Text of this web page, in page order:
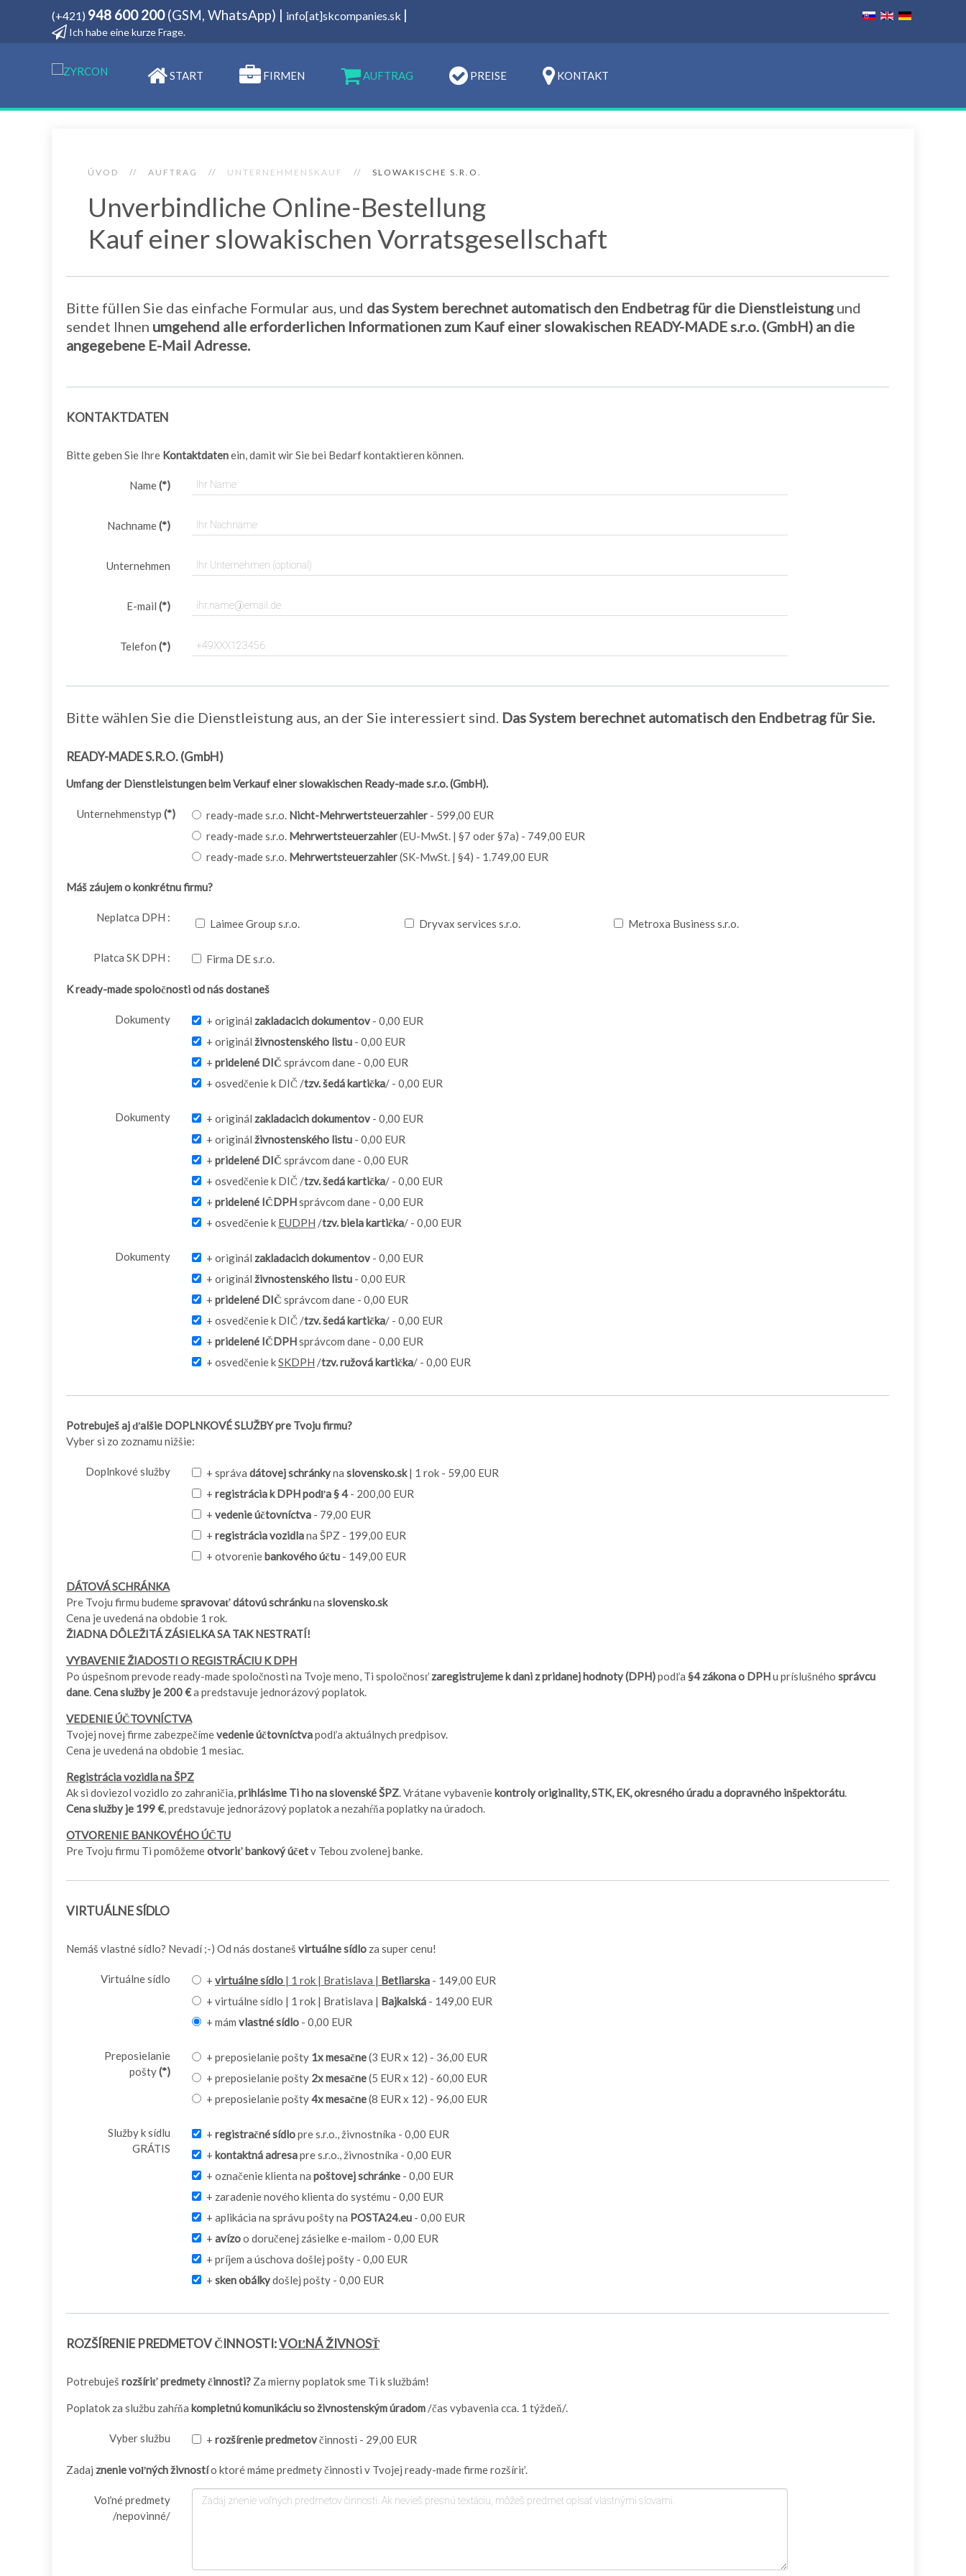
(+421) 948 600 200(GSM, WhatsApp) | info[at]skcompanies.sk
Ich habe eine kurze Frage.
­START FIRMEN AUFTRAG PREISE KONTAKT
ÚVOD AUFTRAG UNTERNEHMENSKAUF SLOWAKISCHE S.R.O.
Unverbindliche Online-Bestellung
Kauf einer slowakischen Vorratsgesellschaft
Bitte füllen Sie das einfache Formular aus, und das System berechnet automatisch den Endbetrag für die Dienstleistung und
sendet Ihnen umgehend alle erforderlichen Informationen zum Kauf einer slowakischen READY-MADE s.r.o. (GmbH) an die
angegebene E-Mail Adresse.
KONTAKTDATEN
Bitte geben Sie Ihre Kontaktdatenein, damit wir Sie bei Bedarf kontaktieren können.
Name(*)
Nachname(*)
Unternehmen
E-mail (*)
Telefon (*)
Bitte wählen Sie die Dienstleistung aus, an der Sie interessiert sind. Das System berechnet automatisch den Endbetrag für Sie.
READY-MADE S.R.O. (GmbH)
Umfang der Dienstleistungen beim Verkauf einer slowakischen Ready-made s.r.o. (GmbH).
Unternehmenstyp (*) ready-made s.r.o. Nicht-Mehrwertsteuerzahler - 599,00 EUR
ready-made s.r.o. Mehrwertsteuerzahler(EU-MwSt. | §7 oder §7a) - 749,00 EUR
ready-made s.r.o. Mehrwertsteuerzahler(SK-MwSt. | §4) - 1.749,00 EUR
Máš záujem o konkrétnu firmu?
Neplatca DPH : Laimee Group s.r.o. Dryvax services s.r.o. Metroxa Business s.r.o.
Platca SK DPH : Firma DE s.r.o.
K ready-made spoločnosti od nás dostaneš
Dokumenty + originál zakladacich dokumentov - 0,00 EUR
+ originál živnostenského listu - 0,00 EUR
+ pridelené DIČ správcom dane - 0,00 EUR
+ osvedčenie k DIČ /tzv. šedá kartička/ - 0,00 EUR
Dokumenty + originál zakladacich dokumentov - 0,00 EUR
+ originál živnostenského listu - 0,00 EUR
+ pridelené DIČ správcom dane - 0,00 EUR
+ osvedčenie k DIČ /tzv. šedá kartička/ - 0,00 EUR
+ pridelené IČDPHsprávcom dane - 0,00 EUR
+ osvedčenie k EUDPH /tzv. biela kartička/ - 0,00 EUR
Dokumenty + originál zakladacich dokumentov - 0,00 EUR
+ originál živnostenského listu - 0,00 EUR
+ pridelené DIČ správcom dane - 0,00 EUR
+ osvedčenie k DIČ /tzv. šedá kartička/ - 0,00 EUR
+ pridelené IČDPHsprávcom dane - 0,00 EUR
+ osvedčenie kSKDPH /tzv. ružová kartička/ - 0,00 EUR
Potrebuješ aj ďalšie DOPLNKOVÉ SLUŽBY pre Tvoju firmu?
Vyber si zo zoznamu nižšie:
Doplnkové služby + správa dátovej schránkyna slovensko.sk| 1 rok - 59,00 EUR
+ registrácia k DPH podľa § 4- 200,00 EUR
+ vedenie účtovníctva - 79,00 EUR
+ registrácia vozidlana ŠPZ - 199,00 EUR
+ otvoreniebankového účtu - 149,00 EUR
DÁTOVÁ SCHRÁNKA
Pre Tvoju firmu budemespravovať dátovú schránkuna slovensko.sk
Cena je uvedená na obdobie 1 rok.
ŽIADNA DÔLEŽITÁ ZÁSIELKA SA TAK NESTRATÍ!
VYBAVENIE ŽIADOSTI O REGISTRÁCIU K DPH
Po úspešnom prevode ready-made spoločnosti na Tvoje meno, Ti spoločnosť zaregistrujeme k dani z pridanej hodnoty (DPH)podľa §4 zákona o DPHu príslušného správcu
dane.Cena služby je 200 €a predstavuje jednorázový poplatok.
VEDENIE ÚČTOVNÍCTVA
Tvojej novej firme zabezpečímevedenie účtovníctvapodľa aktuálnych predpisov.
Cena je uvedená na obdobie 1 mesiac.
Registrácia vozidla na ŠPZ
Ak si doviezol vozidlo zo zahraničia,prihlásime Ti ho na slovenské ŠPZ. Vrátane vybaveniekontroly originality, STK, EK, okresného úradu a dopravného inšpektorátu.
Cena služby je 199 €, predstavuje jednorázový poplatok a nezahŕňa poplatky na úradoch.
OTVORENIE BANKOVÉHO ÚČTU
Pre Tvoju firmu Ti pomôžemeotvoriť bankový účetv Tebou zvolenej banke.
VIRTUÁLNE SÍDLO
Nemáš vlastné sídlo? Nevadí ;-) Od nás dostaneš virtuálne sídlo za super cenu!
Virtuálne sídlo + virtuálne sídlo | 1 rok | Bratislava | Betliarska - 149,00 EUR
+ virtuálne sídlo | 1 rok | Bratislava | Bajkalská - 149,00 EUR
+ mám vlastné sídlo - 0,00 EUR
Preposielanie
pošty(*)
+ preposielanie pošty 1x mesačne(3 EUR x 12) - 36,00 EUR
+ preposielanie pošty 2x mesačne(5 EUR x 12) - 60,00 EUR
+ preposielanie pošty4x mesačne(8 EUR x 12) - 96,00 EUR
Služby k sídlu
GRÁTIS
+ registračné sídlopre s.r.o., živnostníka - 0,00 EUR
+ kontaktná adresapre s.r.o., živnostníka - 0,00 EUR
+ označenie klienta na poštovej schránke - 0,00 EUR
+ zaradenie nového klienta do systému - 0,00 EUR
+ aplikácia na správu pošty na POSTA24.eu - 0,00 EUR
+ avízoo doručenej zásielke e-mailom - 0,00 EUR
+ príjem a úschova došlej pošty - 0,00 EUR
+ sken obálkydošlej pošty - 0,00 EUR
ROZŠÍRENIE PREDMETOV ČINNOSTI:VOĽNÁ ŽIVNOSŤ
Potrebuješ rozšíriť predmety činnosti? Za mierny poplatok sme Ti k službám!
Poplatok za službu zahŕňa kompletnú komunikáciu so živnostenským úradom /čas vybavenia cca. 1 týždeň/.
Vyber službu + rozšírenie predmetovčinnosti - 29,00 EUR
Zadaj znenie voľných živnostío ktoré máme predmety činnosti v Tvojej ready-made firme rozšíriť.
Voľné predmety
/nepovinné/